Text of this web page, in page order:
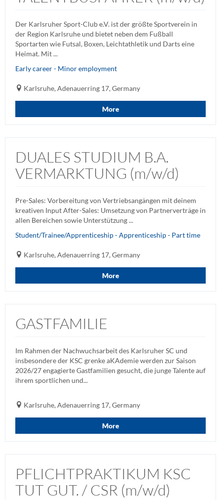
Der Karlsruher Sport-Club e.V. ist der größte Sportverein in
der Region Karlsruhe und bietet neben dem Fußball
Sportarten wie Futsal, Boxen, Leichtathletik und Darts eine
Heimat. Mit ...
Early career - Minor employment
Karlsruhe, Adenauerring 17, Germany
More
DUALES STUDIUM B.A.
VERMARKTUNG (m/w/d)
Pre-Sales: Vorbereitung von Vertriebsangängen mit deinem
kreativen Input After-Sales: Umsetzung von Partnerverträge in
allen Bereichen sowie Unterstützung ...
Student/Trainee/Apprenticeship - Apprenticeship - Part time
Karlsruhe, Adenauerring 17, Germany
More
GASTFAMILIE
Im Rahmen der Nachwuchsarbeit des Karlsruher SC und
insbesondere der KSC grenke aKAdemie werden zur Saison
2026/27 engagierte Gastfamilien gesucht, die junge Talente auf
ihrem sportlichen und...
Karlsruhe, Adenauerring 17, Germany
More
PFLICHTPRAKTIKUM KSC
TUT GUT. / CSR (m/w/d)